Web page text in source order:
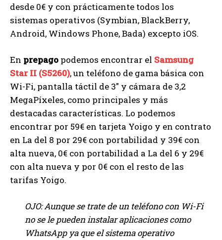
desde 0€ y con prácticamente todos los
sistemas operativos (Symbian, BlackBerry,
Android, Windows Phone, Bada) excepto iOS.
En prepago podemos encontrar el Samsung
Star II (S5260), un teléfono de gama básica con
Wi-Fi, pantalla táctil de 3″ y cámara de 3,2
MegaPíxeles, como principales y más
destacadas características. Lo podemos
encontrar por 59€ en tarjeta Yoigo y en contrato
en La del 8 por 29€ con portabilidad y 39€ con
alta nueva, 0€ con portabilidad a La del 6 y 29€
con alta nueva y por 0€ con el resto de las
tarifas Yoigo.
OJO: Aunque se trate de un teléfono con Wi-Fi
no se le pueden instalar aplicaciones como
WhatsApp ya que el sistema operativo